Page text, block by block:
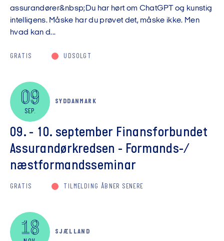
assurandører&nbsp;Du har hørt om ChatGPT og kunstig
intelligens. Måske har du prøvet det, måske ikke. Men
hvad kan d...
GRATIS UDSOLGT
09
SEP.
SYDDANMARK
09. - 10. september Finansforbundet
Assurandørkredsen - Formands-/
næstformandsseminar
GRATIS TILMELDING ÅBNER SENERE
18 SJÆLLAND